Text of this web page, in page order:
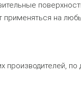
на
производителей,